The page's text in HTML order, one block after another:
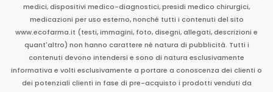
medici, dispositivi medico-diagnostici, presidi medico chirurgici,
medicazioni per uso esterno, nonché tutti i contenuti del sito
www.ecofarma.it (testi, immagini, foto, disegni, allegati, descrizioni e
quant'altro) non hanno carattere né natura di pubblicità. Tutti i
contenuti devono intendersi e sono di natura esclusivamente
informativa e volti esclusivamente a portare a conoscenza dei clienti o
dei potenziali clienti in fase di pre-acquisto i prodotti venduti da